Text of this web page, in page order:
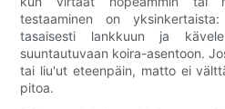
testaaminen on
tasaisesti lankkuun ja
suuntautuvaan koira-asentoon.
tai liu'ut eteenpäin, matto ei
pitoa.